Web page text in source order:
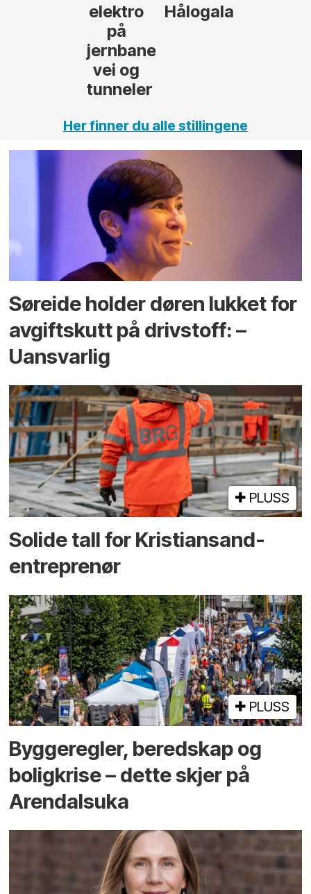
Hålogalandsvegen
Her finner du alle stillingene
Søreide holder døren lukket for
avgiftskutt på drivstoff: –
Uansvarlig
PLUSS
Solide tall for Kristiansand-
entreprenør
PLUSS
Bygge­regler, beredskap og
bolig­krise – dette skjer på
Arendals­uka